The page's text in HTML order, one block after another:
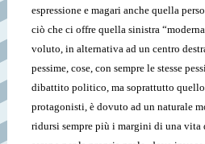
espressione e magari anche quella
ciò che ci offre quella sinistra
voluto, in alternativa ad un centro
pessime, cose, con sempre le stesse
dibattito politico, ma soprattutto
protagonisti, è dovuto ad un naturale
ridursi sempre più i margini di una vita